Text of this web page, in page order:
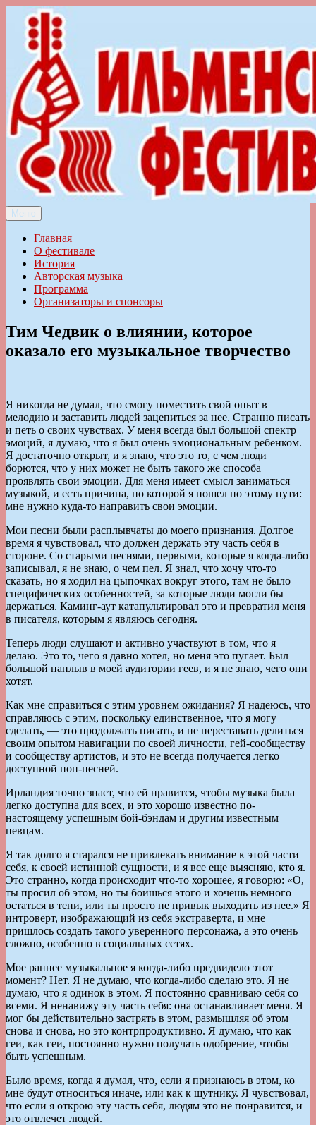
Перейти
содержимому
Ильменский фестиваль авторской песни
Меню
Главная
О фестивале
История
Авторская музыка
Программа
Организаторы и спонсоры
Тим Чедвик о влиянии, которое
оказало его музыкальное творчество
Я никогда не думал, что смогу поместить свой опыт в
мелодию и заставить людей зацепиться за нее. Странно писать
и петь о своих чувствах. У меня всегда был большой спектр
эмоций, я думаю, что я был очень эмоциональным ребенком.
Я достаточно открыт, и я знаю, что это то, с чем люди
борются, что у них может не быть такого же способа
проявлять свои эмоции. Для меня имеет смысл заниматься
музыкой, и есть причина, по которой я пошел по этому пути:
мне нужно куда-то направить свои эмоции.
Мои песни были расплывчаты до моего признания. Долгое
время я чувствовал, что должен держать эту часть себя в
стороне. Со старыми песнями, первыми, которые я когда-либо
записывал, я не знаю, о чем пел. Я знал, что хочу что-то
сказать, но я ходил на цыпочках вокруг этого, там не было
специфических особенностей, за которые люди могли бы
держаться. Каминг-аут катапультировал это и превратил меня
в писателя, которым я являюсь сегодня.
Теперь люди слушают и активно участвуют в том, что я
делаю. Это то, чего я давно хотел, но меня это пугает. Был
большой наплыв в моей аудитории геев, и я не знаю, чего они
хотят.
Как мне справиться с этим уровнем ожидания? Я надеюсь, что
справляюсь с этим, поскольку единственное, что я могу
сделать, — это продолжать писать, и не переставать делиться
своим опытом навигации по своей личности, гей-сообществу
и сообществу артистов, и это не всегда получается легко
доступной поп-песней.
Ирландия точно знает, что ей нравится, чтобы музыка была
легко доступна для всех, и это хорошо известно по-
настоящему успешным бой-бэндам и другим известным
певцам.
Я так долго я старался не привлекать внимание к этой части
себя, к своей истинной сущности, и я все еще выясняю, кто я.
Это странно, когда происходит что-то хорошее, я говорю: «О,
ты просил об этом, но ты боишься этого и хочешь немного
остаться в тени, или ты просто не привык выходить из нее.» Я
интроверт, изображающий из себя экстраверта, и мне
пришлось создать такого уверенного персонажа, а это очень
сложно, особенно в социальных сетях.
Мое раннее музыкальное я когда-либо предвидело этот
момент? Нет. Я не думаю, что когда-либо сделаю это. Я не
думаю, что я одинок в этом. Я постоянно сравниваю себя со
всеми. Я ненавижу эту часть себя: она останавливает меня. Я
мог бы действительно застрять в этом, размышляя об этом
снова и снова, но это контрпродуктивно. Я думаю, что как
геи, как геи, постоянно нужно получать одобрение, чтобы
быть успешным.
Было время, когда я думал, что, если я признаюсь в этом, ко
мне будут относиться иначе, или как к шутнику. Я чувствовал,
что если я открою эту часть себя, людям это не понравится, и
это отвлечет людей.